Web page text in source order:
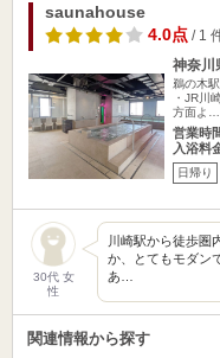
saunahouse
4.0点/ 1
神奈川
鵜の木
・JR川
方面よ…
営業時
入浴料
日帰り
30代 女
性
川崎駅から徒歩圏
か、とてもモダン
あ…
関連情報から探す